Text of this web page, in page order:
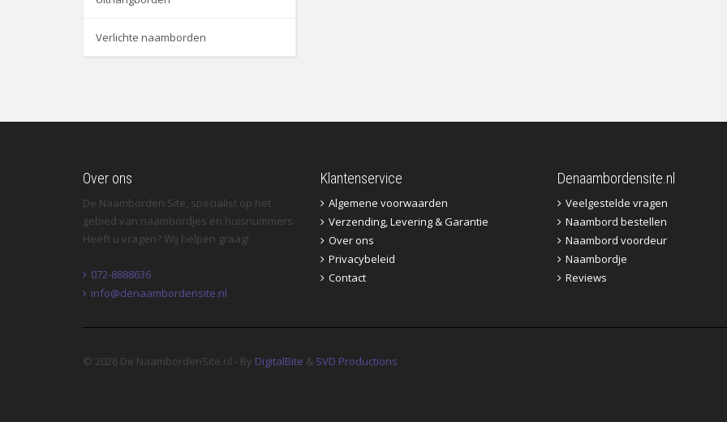
Verlichte naamborden
Over ons
De Naamborden Site, specialist op het
gebied van naambordjes en huisnummers.
Heeft u vragen? Wij helpen graag!
072-8888636
info@denaambordensite.nl
Klantenservice
Algemene voorwaarden
Verzending, Levering & Garantie
Over ons
Privacybeleid
Contact
Denaambordensite.nl
Veelgestelde vragen
Naambord bestellen
Naambord voordeur
Naambordje
Reviews
© 2026 De NaambordenSite.nl - By DigitalBite & SVD Productions